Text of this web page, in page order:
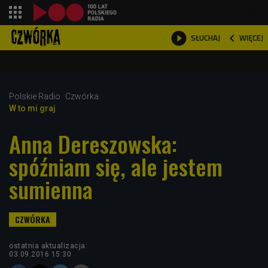
 SŁUCHAJ  WIĘCEJ

Polskie Radio
Czwórka
W to mi graj
Anna Dereszowska:
spóźniam się, ale jestem
sumienna
ostatnia aktualizacja:
03.09.2016 15:30